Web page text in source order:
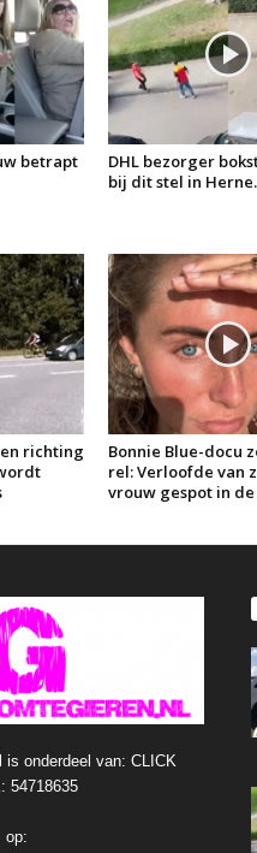
betrapt
DHL bezorger
bij dit stel in
richting
Bonnie Blue-docu
rel: Verloofde van
vrouw gespot in
is onderdeel van: CLICK
54718635
op: